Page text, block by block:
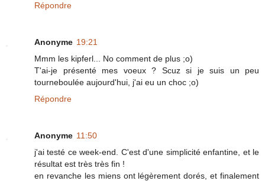
Répondre
Anonyme 19:21
Mmm les kipferl... No comment de plus ;o)
T'ai-je présenté mes voeux ? Scuz si je suis un peu
tourneboulée aujourd'hui, j'ai eu un choc ;o)
Répondre
Anonyme 11:50
j'ai testé ce week-end. C'est d'une simplicité enfantine, et le
résultat est très très fin !
en revanche les miens ont légèrement dorés, et finalement